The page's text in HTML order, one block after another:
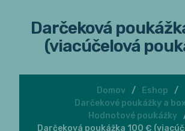
Vhodná na espresso
Vhodná na filter
Balené čaje
Darčeková
(viacúčelová
Domov
Eshop
Darčekové poukážky a
Hodnotové poukážky